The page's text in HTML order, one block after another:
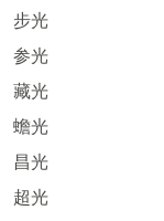
步光
参光
藏光
蟾光
昌光
超光